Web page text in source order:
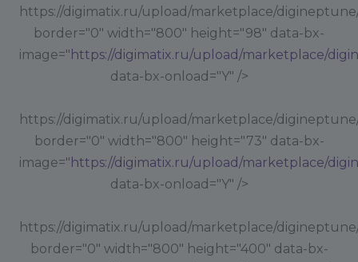
https://digimatix.ru/upload/marketplace/
border="0" width="800" height="98" data-bx-
image=" https://digimatix.ru/upload/marketplace/
data-bx-onload="Y" />
https://digimatix.ru/upload/marketplace/
border="0" width="800" height="73" data-bx-
image=" https://digimatix.ru/upload/marketplace/
data-bx-onload="Y" />
https://digimatix.ru/upload/marketplace/
border="0" width="800" height="400" data-bx-